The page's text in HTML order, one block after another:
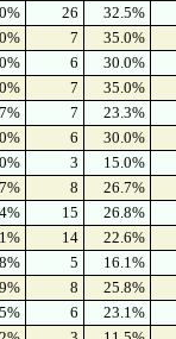
26
32.5%
7
35.0%
6
30.0%
7
35.0%
7
23.3%
6
30.0%
3
15.0%
8
26.7%
15
26.8%
14
22.6%
5
16.1%
8
25.8%
6
23.1%